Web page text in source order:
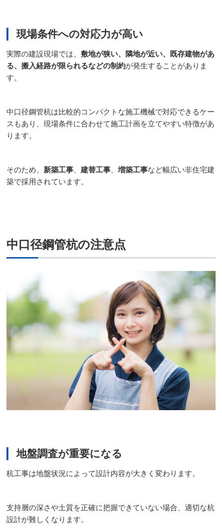
現場条件への対応力が高い
実際の建設現場では、敷地が狭い、隣地が近い、既存建物があ
る、搬入経路が限られるなどの制約が発生することがありま
す。
中口径鋼管杭は比較的コンパクトな施工機械で対応できるケー
スもあり、現場条件に合わせて施工計画を立てやすい特徴があ
ります。
そのため、新築工事、建替工事、増築工事など幅広い非住宅建
築で採用されています。
中口径鋼管杭の注意点
地盤調査が重要になる
杭工事は地盤状況によって設計内容が大きく変わります。
支持層の深さや土質を正確に把握できていない場合、適切な杭
設計が難しくなります。